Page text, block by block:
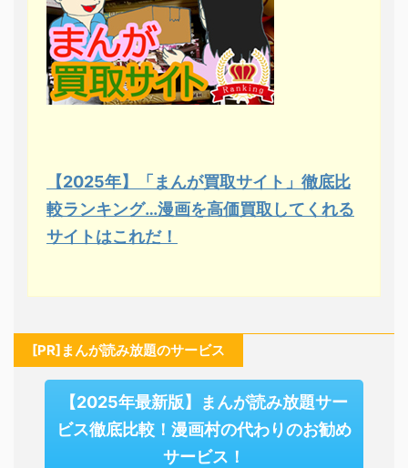
【2025年】「まんが買取サイト」徹底比
較ランキング…漫画を高価買取してくれる
サイトはこれだ！
[PR]まんが読み放題のサービス
【2025年最新版】まんが読み放題サー
ビス徹底比較！漫画村の代わりのお勧め
サービス！